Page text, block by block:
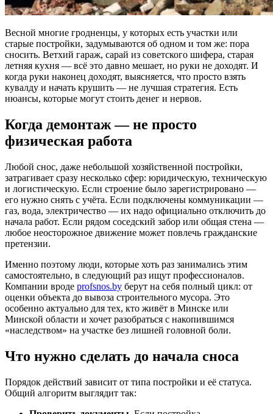
Весной многие гродненцы, у которых есть участки или
старые постройки, задумываются об одном и том же: пора
сносить. Ветхий гараж, сарай из советского шифера, старая
летняя кухня — всё это давно мешает, но руки не доходят. И
когда руки наконец доходят, выясняется, что просто взять
кувалду и начать крушить — не лучшая стратегия. Есть
нюансы, которые могут стоить денег и нервов.
Когда демонтаж — не просто
физическая работа
Любой снос, даже небольшой хозяйственной постройки,
затрагивает сразу несколько сфер: юридическую, техническую
и логистическую. Если строение было зарегистрировано —
его нужно снять с учёта. Если подключены коммуникации —
газ, вода, электричество — их надо официально отключить до
начала работ. Если рядом соседский забор или общая стена —
любое неосторожное движение может повлечь гражданские
претензии.
Именно поэтому люди, которые хоть раз занимались этим
самостоятельно, в следующий раз ищут профессионалов.
Компании вроде profsnos.by берут на себя полный цикл: от
оценки объекта до вывоза строительного мусора. Это
особенно актуально для тех, кто живёт в Минске или
Минской области и хочет разобраться с накопившимся
«наследством» на участке без лишней головной боли.
Что нужно сделать до начала сноса
Порядок действий зависит от типа постройки и её статуса.
Общий алгоритм выглядит так: